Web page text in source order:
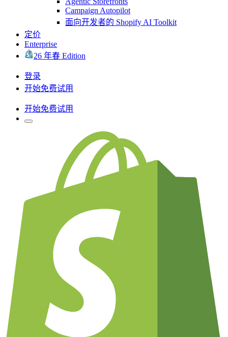
Campaign Autopilot
面向开发者的 Shopify AI Toolkit
定价
Enterprise
26 年春 Edition
登录
开始免费试用
开始免费试用